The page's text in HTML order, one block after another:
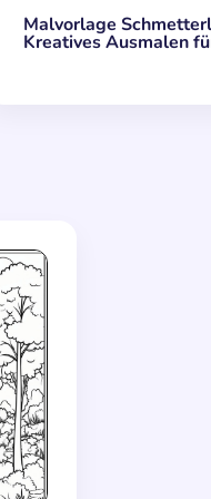
Malvorlage
Kreatives Ausmalen